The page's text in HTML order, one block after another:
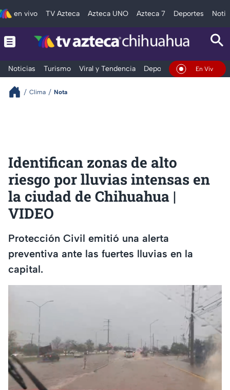
en vivo TV Azteca Azteca UNO Azteca 7 Deportes
Noticias Turismo Viral y Tendencia Deportes Espectáculos
En Vivo
Clima Nota
Identifican zonas de alto
riesgo por lluvias intensas en
la ciudad de Chihuahua |
VIDEO
Protección Civil emitió una alerta
preventiva ante las fuertes lluvias en la
capital.